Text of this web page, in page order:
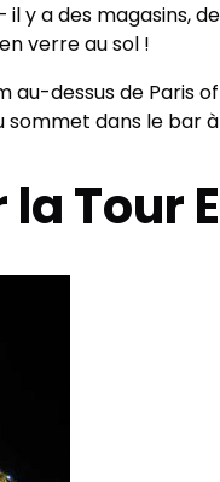
– il y a des
verre au sol !
au-dessus de Paris
sommet dans le bar
Tour